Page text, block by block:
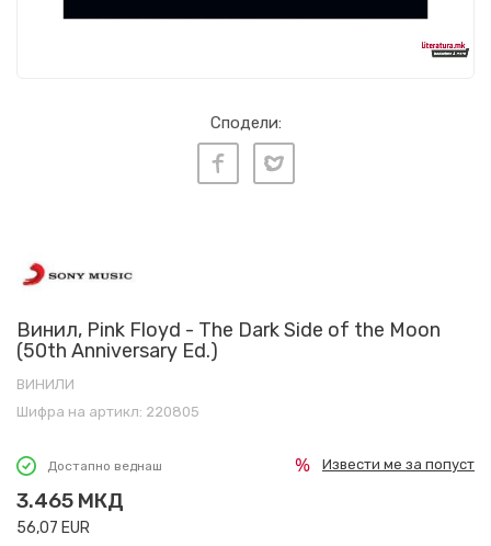
Сподели:
Винил, Pink Floyd - The Dark Side of the Moon
(50th Anniversary Ed.)
ВИНИЛИ
Шифра на артикл: 220805
Достапно веднаш
3.465 МКД
56,07 EUR
Извести ме за попуст